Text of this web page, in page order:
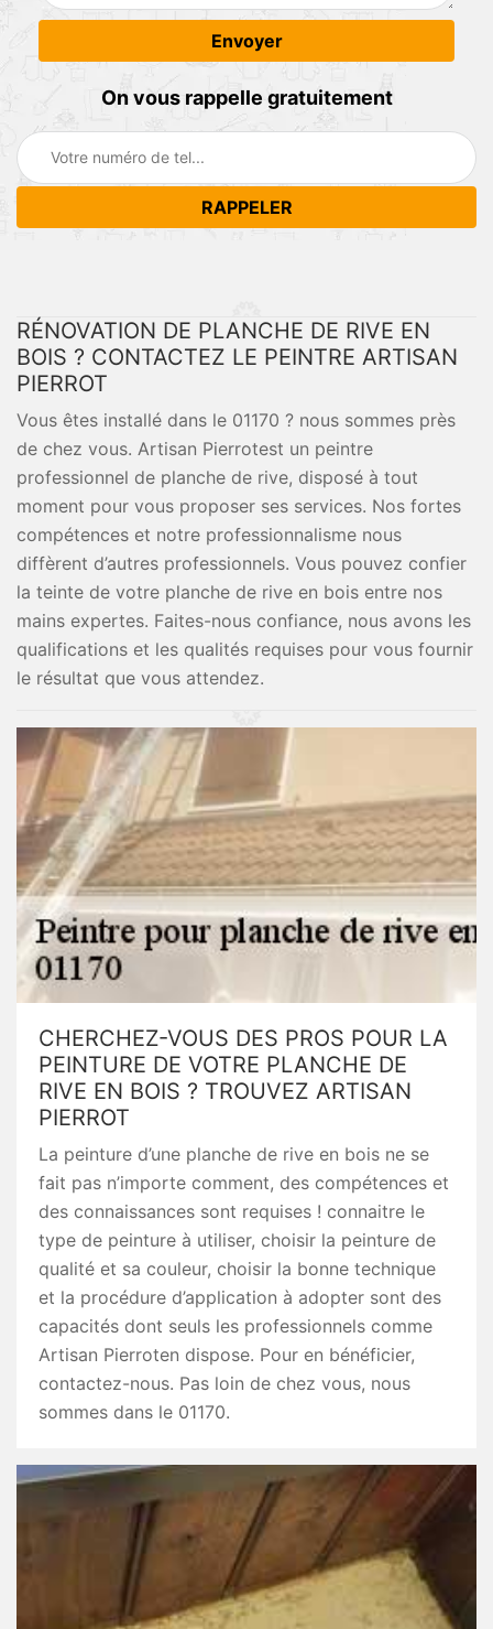
On vous rappelle gratuitement
RÉNOVATION DE PLANCHE DE RIVE EN
BOIS ? CONTACTEZ LE PEINTRE ARTISAN
PIERROT
Vous êtes installé dans le 01170 ? nous sommes près
de chez vous. Artisan Pierrotest un peintre
professionnel de planche de rive, disposé à tout
moment pour vous proposer ses services. Nos fortes
compétences et notre professionnalisme nous
diffèrent d’autres professionnels. Vous pouvez confier
la teinte de votre planche de rive en bois entre nos
mains expertes. Faites-nous confiance, nous avons les
qualifications et les qualités requises pour vous fournir
le résultat que vous attendez.
CHERCHEZ-VOUS DES PROS POUR LA
PEINTURE DE VOTRE PLANCHE DE
RIVE EN BOIS ? TROUVEZ ARTISAN
PIERROT
La peinture d’une planche de rive en bois ne se
fait pas n’importe comment, des compétences et
des connaissances sont requises ! connaitre le
type de peinture à utiliser, choisir la peinture de
qualité et sa couleur, choisir la bonne technique
et la procédure d’application à adopter sont des
capacités dont seuls les professionnels comme
Artisan Pierroten dispose. Pour en bénéficier,
contactez-nous. Pas loin de chez vous, nous
sommes dans le 01170.